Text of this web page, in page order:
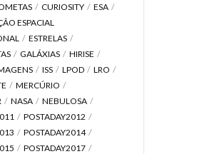
CURIOSITY
ESA
ESPACIAL
ESTRELAS
GALÁXIAS
HIRISE
ISS LPOD
LRO
MERCÚRIO
NASA
NEBULOSA
POSTADAY2012
POSTADAY2014
POSTADAY2017